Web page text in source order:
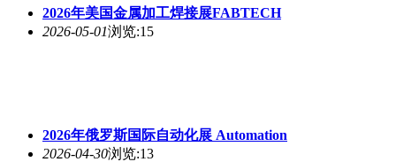
2026年美国金属加工焊接展FABTECH
2026-05-01浏览:15
2026年俄罗斯国际自动化展 Automation
2026-04-30浏览:13